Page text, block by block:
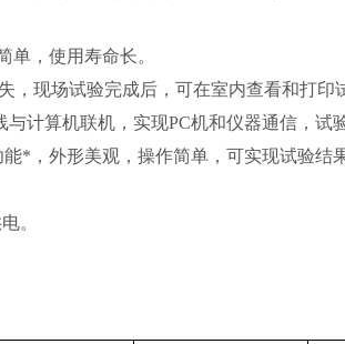
单，使用寿命长。
，现场试验完成后，可在室内查看和打印
与计算机联机，实现PC机和仪器通信，
*，外形美观，操作简单，可实现试验结
。